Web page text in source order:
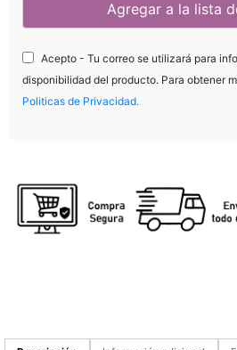
Acepto - Tu correo se utilizará para
disponibilidad del producto. Para obtener
Politicas de Privacidad.